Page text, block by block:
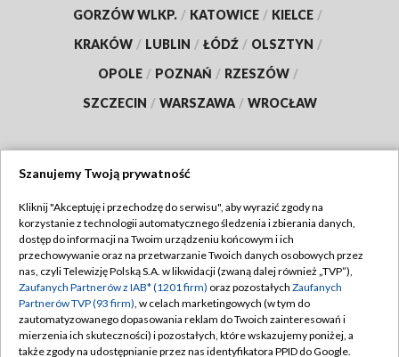
GORZÓW WLKP. / KATOWICE / KIELCE /
KRAKÓW / LUBLIN / ŁÓDŹ / OLSZTYN /
OPOLE / POZNAŃ / RZESZÓW /
SZCZECIN / WARSZAWA / WROCŁAW
TVP
Abonament TVP
Emisja w TVP
Centrum informacji TVP
Naziemna Telewizja Cyfrowa
Regulamin TVP
Polityka prywatności
Moje zgody
Pomoc
Szanujemy Twoją prywatność
Kliknij "Akceptuję i przechodzę do serwisu", aby wyrazić zgody na
korzystanie z technologii automatycznego śledzenia i zbierania danych,
dostęp do informacji na Twoim urządzeniu końcowym i ich
przechowywanie oraz na przetwarzanie Twoich danych osobowych przez
nas, czyli Telewizję Polską S.A. w likwidacji (zwaną dalej również „TVP”),
Zaufanych Partnerów z IAB* (1201 firm) oraz pozostałych Zaufanych
Partnerów TVP (93 firm), w celach marketingowych (w tym do
zautomatyzowanego dopasowania reklam do Twoich zainteresowań i
mierzenia ich skuteczności) i pozostałych, które wskazujemy poniżej, a
także zgody na udostępnianie przez nas identyfikatora PPID do Google.